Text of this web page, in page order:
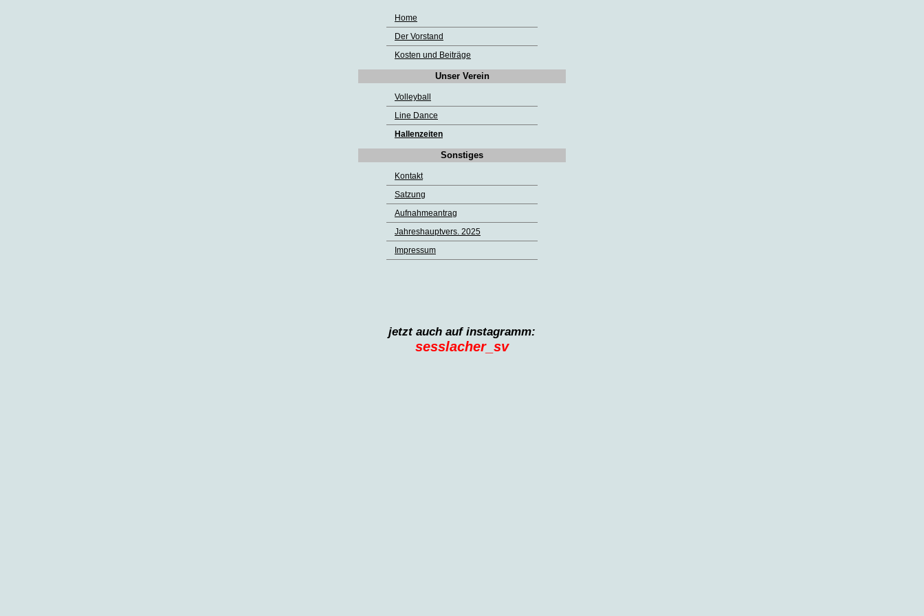
Home
Der Vorstand
Kosten und Beiträge
Unser Verein
Volleyball
Line Dance
Hallenzeiten
Sonstiges
Kontakt
Satzung
Aufnahmeantrag
Jahreshauptvers. 2025
Impressum
jetzt auch auf instagramm:
sesslacher_sv